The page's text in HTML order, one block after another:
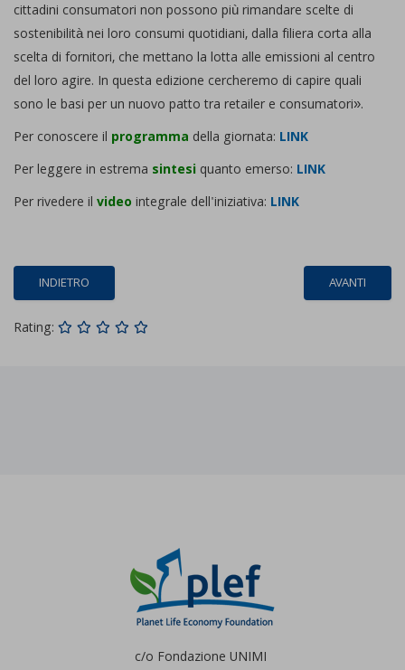
cittadini consumatori non possono più rimandare scelte di
sostenibilità nei loro consumi quotidiani, dalla filiera corta alla
scelta di fornitori, che mettano la lotta alle emissioni al centro
del loro agire. In questa edizione cercheremo di capire quali
sono le basi per un nuovo patto tra retailer e consumatori».
Per conoscere il programma della giornata: LINK
Per leggere in estrema sintesi quanto emerso: LINK
Per rivedere il video integrale dell'iniziativa: LINK
INDIETRO AVANTI
Rating:
c/o Fondazione UNIMI